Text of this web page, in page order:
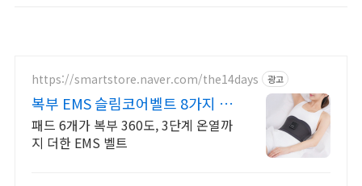
https://smartstore.naver.com/the14days 광고
복부 EMS 슬림코어벨트 8가지 모
드 20단계
패드 6개가 복부 360도, 3단계 온열까
지 더한 EMS 벨트